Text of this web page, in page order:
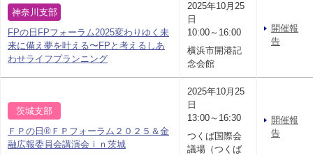
神奈川支部
FPの日FPフォーラム2025変わりゆく未
来に備え夢を叶える〜FPと考えるしあ
わせライフプランニング
2025年10月25
日
10:00～16:00
横浜市開港記
念会館
開催報
告
茨城支部
ＦＰの日®ＦＰフォーラム２０２５＆金
融広報委員会講演会ｉｎ茨城
2025年10月25
日
13:00～16:30
つくば国際会
議場（つくば
開催報
告